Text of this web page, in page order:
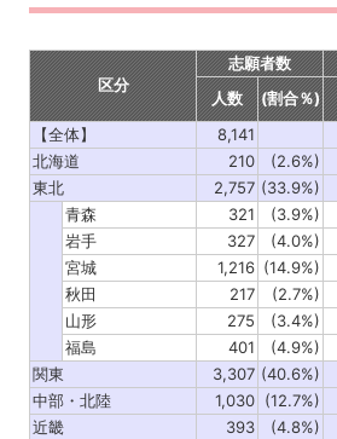
区分
志願者数
人数
(割合％)
【全体】
8,141
北海道
210 (2.6%)
東北
2,757 (33.9%)
青森
321 (3.9%)
岩手
327 (4.0%)
宮城
1,216 (14.9%)
秋田
217 (2.7%)
山形
275 (3.4%)
福島
401 (4.9%)
関東
3,307 (40.6%)
中部・北陸
1,030 (12.7%)
近畿
393 (4.8%)